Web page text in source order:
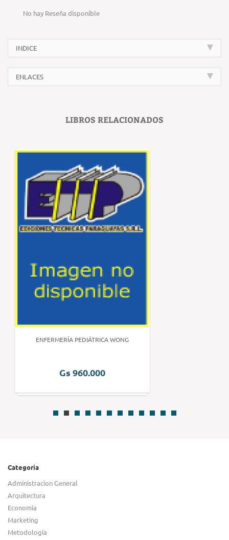
No hay Reseña disponible
INDICE
ENLACES
LIBROS RELACIONADOS
ENFERMERÍA PEDIÁTRICA WONG
Gs 960.000
Categoria
Administracion General
Arquitectura
Economia
Marketing
Metodologia